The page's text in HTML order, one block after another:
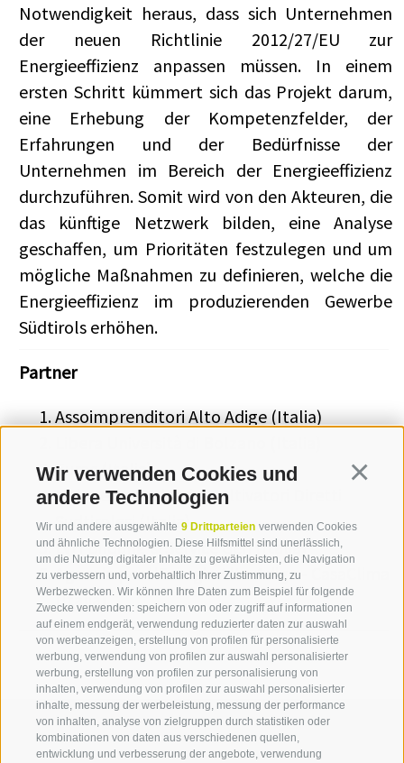
Wir verwenden Cookies und
andere Technologien
Wir und andere ausgewählte 9 Drittparteien verwenden Cookies
und ähnliche Technologien. Diese Hilfsmittel sind unerlässlich,
um die Nutzung digitaler Inhalte zu gewährleisten, die Navigation
zu verbessern und, vorbehaltlich Ihrer Zustimmung, zu
Werbezwecken. Wir können Ihre Daten zum Beispiel für folgende
Zwecke verwenden: speichern von oder zugriff auf informationen
auf einem endgerät, verwendung reduzierter daten zur auswahl
von werbeanzeigen, erstellung von profilen für personalisierte
werbung, verwendung von profilen zur auswahl personalisierter
werbung, erstellung von profilen zur personalisierung von
inhalten, verwendung von profilen zur auswahl personalisierter
inhalte, messung der werbeleistung, messung der performance
von inhalten, analyse von zielgruppen durch statistiken oder
kombinationen von daten aus verschiedenen quellen,
entwicklung und verbesserung der angebote, verwendung
Notwendigkeit heraus, dass sich Unternehmen
der neuen Richtlinie 2012/27/EU zur
Energieeffizienz anpassen müssen. In einem
ersten Schritt kümmert sich das Projekt darum,
eine Erhebung der Kompetenzfelder, der
Erfahrungen und der Bedürfnisse der
Unternehmen im Bereich der Energieeffizienz
durchzuführen. Somit wird von den Akteuren, die
das künftige Netzwerk bilden, eine Analyse
geschaffen, um Prioritäten festzulegen und um
mögliche Maßnahmen zu definieren, welche die
Energieeffizienz im produzierenden Gewerbe
Südtirols erhöhen.
Partner
Assoimprenditori Alto Adige (Italia)
Eurac (Italia)
Unione Agricoltori e Coltivatori Diretti
Sudtirolesi (Italia)
LVH Bildung & Service Gen (Italia)
Agenzia per l'Energia Alto Adige - CasaClima
(Italia)